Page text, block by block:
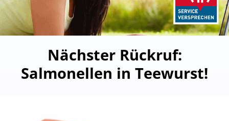
Nächster Rückruf:
Salmonellen in Teewurst!